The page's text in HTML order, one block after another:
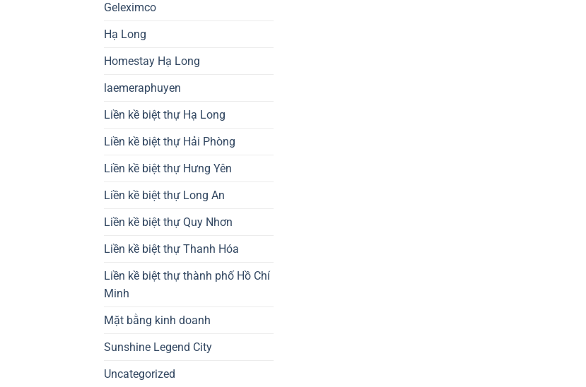
Geleximco
Hạ Long
Homestay Hạ Long
laemeraphuyen
Liền kề biệt thự Hạ Long
Liền kề biệt thự Hải Phòng
Liền kề biệt thự Hưng Yên
Liền kề biệt thự Long An
Liền kề biệt thự Quy Nhơn
Liền kề biệt thự Thanh Hóa
Liền kề biệt thự thành phố Hồ Chí
Minh
Mặt bằng kinh doanh
Sunshine Legend City
Uncategorized